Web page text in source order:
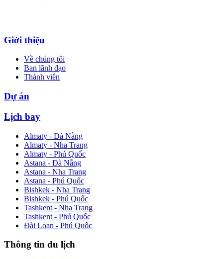
Giới thiệu
Về chúng tôi
Ban lãnh đạo
Thành viên
Dự án
Lịch bay
Almaty - Đà Nẵng
Almaty - Nha Trang
Almaty - Phú Quốc
Astana - Đà Nẵng
Astana - Nha Trang
Astana - Phú Quốc
Bishkek - Nha Trang
Bishkek - Phú Quốc
Tashkent - Nha Trang
Tashkent - Phú Quốc
Đài Loan - Phú Quốc
Thông tin du lịch